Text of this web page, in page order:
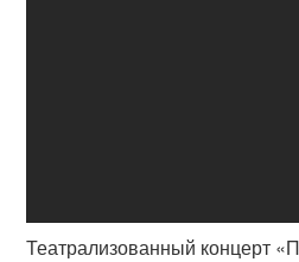
Театрализованный концерт